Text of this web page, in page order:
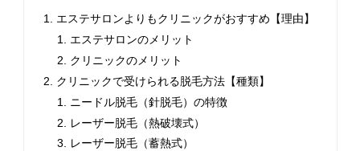
エステサロンよりもクリニックがおすすめ【理由】
エステサロンのメリット
クリニックのメリット
クリニックで受けられる脱毛方法【種類】
ニードル脱毛（針脱毛）の特徴
レーザー脱毛（熱破壊式）
レーザー脱毛（蓄熱式）